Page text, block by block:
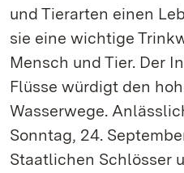
und Tierarten einen
sie eine wichtige
Mensch und Tier. Der
Flüsse würdigt den
Wasserwege.
Sonntag, 24.
Staatlichen Schlösser